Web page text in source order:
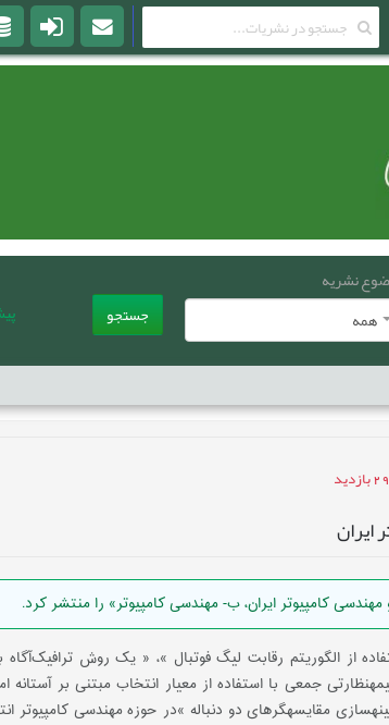
نشریه
همه
جستجو
بازدید
کامپیوتر ایران، ب- مهندسی کامپیوتر» را منتشر کرد.
از الگوریتم رقابت لیگ فوتبال »، « یک روش ترافیک‌آگاه
جمعی با استفاده از معیار انتخاب مبتنی بر آستانه
مقایسه­گرهای دو دنباله »در حوزه مهندسی کامپیوتر